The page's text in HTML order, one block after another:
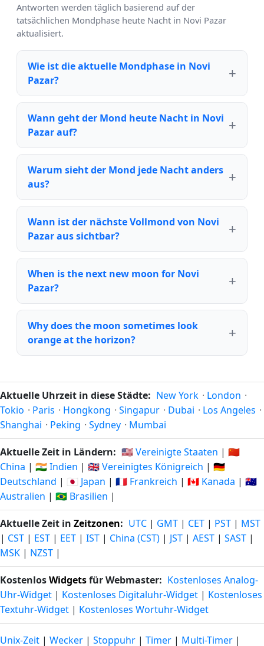
Antworten werden täglich basierend auf der
tatsächlichen Mondphase heute Nacht in Novi Pazar
aktualisiert.
Wie ist die aktuelle Mondphase in Novi
Pazar?
Wann geht der Mond heute Nacht in Novi
Pazar auf?
Warum sieht der Mond jede Nacht anders
aus?
Wann ist der nächste Vollmond von Novi
Pazar aus sichtbar?
When is the next new moon for Novi
Pazar?
Why does the moon sometimes look
orange at the horizon?
Aktuelle Uhrzeit in diese Städte: New York · London ·
Tokio · Paris · Hongkong · Singapur · Dubai · Los Angeles ·
Shanghai · Peking · Sydney · Mumbai
Aktuelle Zeit in Ländern: 🇺🇸 Vereinigte Staaten | 🇨🇳
China | 🇮🇳 Indien | 🇬🇧 Vereinigtes Königreich | 🇩🇪
Deutschland | 🇯🇵 Japan | 🇫🇷 Frankreich | 🇨🇦 Kanada | 🇦🇺
Australien | 🇧🇷 Brasilien |
Aktuelle Zeit in Zeitzonen: UTC | GMT | CET | PST | MST
| CST | EST | EET | IST | China (CST) | JST | AEST | SAST |
MSK | NZST |
KostenlosWidgetsfür Webmaster: Kostenloses Analog-
Uhr-Widget | Kostenloses Digitaluhr-Widget | Kostenloses
Textuhr-Widget | Kostenloses Wortuhr-Widget
Unix-Zeit | Wecker | Stoppuhr | Timer | Multi-Timer |